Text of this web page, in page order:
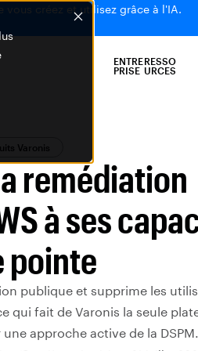
créez et utilisez grâce à l'IA.
ENTRE
PRISE
RESSO
URCES
Varonis
remédiation
à ses
pointe
publique et supprime les
qui fait de Varonis la seule
approche active de la DSPM.